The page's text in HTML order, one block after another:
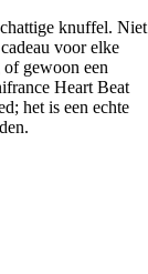
knuffel. Niet
voor elke
gewoon een
Heart Beat
het is een echte